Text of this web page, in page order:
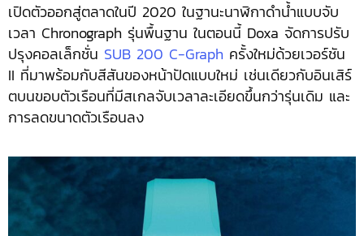
เปิดตัวออกสู่ตลาดในปี 2020 ในฐานะนาฬิกาดำน้ำแบบจับ
เวลา Chronograph รุ่นพื้นฐาน ในตอนนี้ Doxa จัดการปรับ
ปรุงคอลเล็กชั่น SUB 200 C-Graph ครั้งใหม่ด้วยเวอร์ชัน
II ที่มาพร้อมกับสีสันของหน้าปัดแบบใหม่ เช่นเดียวกับอินเสิร์
ตบนขอบตัวเรือนที่มีสเกลจับเวลาละเอียดขึ้นกว่ารุ่นเดิม และ
การลดขนาดตัวเรือนลง